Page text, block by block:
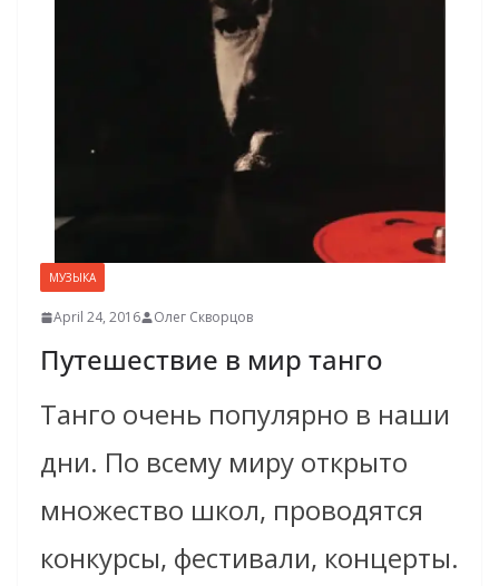
МУЗЫКА
April 24, 2016 Олег Скворцов
Путешествие в мир танго
Танго очень популярно в наши
дни. По всему миру открыто
множество школ, проводятся
конкурсы, фестивали, концерты.